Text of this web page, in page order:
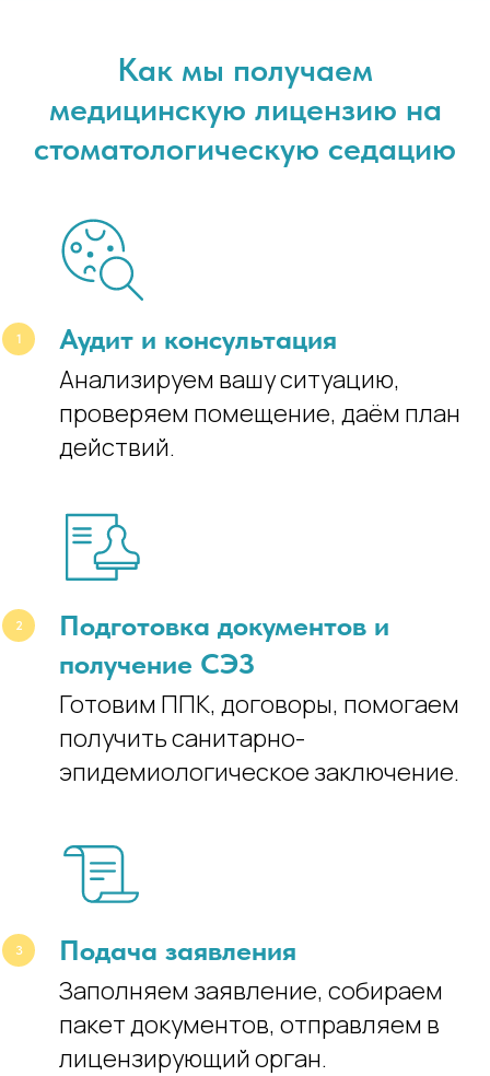
Как мы получаем
медицинскую лицензию на
стоматологическую седацию
Аудит и консультация
Анализируем вашу ситуацию,
проверяем помещение, даём план
действий.
Подготовка документов и
получение СЭЗ
Готовим ППК, договоры, помогаем
получить санитарно-
эпидемиологическое заключение.
Подача заявления
Заполняем заявление, собираем
пакет документов, отправляем в
лицензирующий орган.